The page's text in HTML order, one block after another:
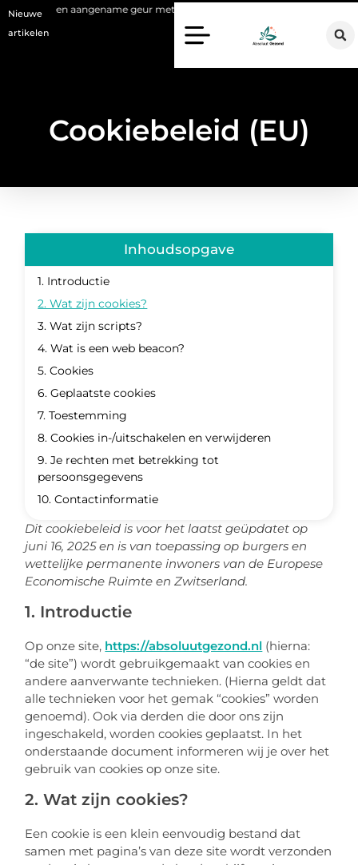
Nieuwe
artikelen
een aangename geur met een geurverspreider
Cookiebeleid (EU)
Dit cookiebeleid is voor het laatst geüpdatet op
juni 16, 2025 en is van toepassing op burgers en
wettelijke permanente inwoners van de Europese
Economische Ruimte en Zwitserland.
1. Introductie
Op onze site, https://absoluutgezond.nl (hierna:
“de site”) wordt gebruikgemaakt van cookies en
andere aanverwante technieken. (Hierna geldt dat
alle technieken voor het gemak “cookies” worden
genoemd). Ook via derden die door ons zijn
ingeschakeld, worden cookies geplaatst. In het
onderstaande document informeren wij je over het
gebruik van cookies op onze site.
2. Wat zijn cookies?
Een cookie is een klein eenvoudig bestand dat
samen met pagina’s van deze site wordt verzonden
Inhoudsopgave
1. Introductie
2. Wat zijn cookies?
3. Wat zijn scripts?
4. Wat is een web beacon?
5. Cookies
6. Geplaatste cookies
7. Toestemming
8. Cookies in-/uitschakelen en verwijderen
9. Je rechten met betrekking tot
persoonsgegevens
10. Contactinformatie